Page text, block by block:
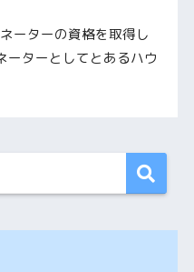
ーターの資格を取得し
ーターとしてとあるハウ